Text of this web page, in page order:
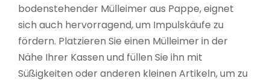
bodenstehender Mülleimer aus Pappe, eignet
sich auch hervorragend, um Impulskäufe zu
fördern. Platzieren Sie einen Mülleimer in der
Nähe Ihrer Kassen und füllen Sie ihn mit
Süßigkeiten oder anderen kleinen Artikeln, um zu